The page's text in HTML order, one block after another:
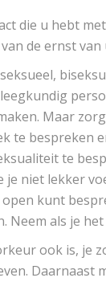
die u hebt
de ernst
Maar
te bespreken
te
je niet lekker
kunt
Neem als je
ook is, je
Daarnaast